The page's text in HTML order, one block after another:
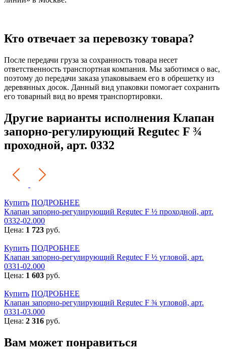
Кто отвечает за перевозку товара?
После передачи груза за сохранность товара несет
ответственность транспортная компания. Мы заботимся о вас,
поэтому до передачи заказа упаковываем его в обрешетку из
деревянных досок. Данный вид упаковки помогает сохранить
его товарный вид во время транспортировки.
Другие варианты исполнения Клапан
запорно-регулирующий Regutec F ¾
проходной, арт. 0332
Купить ПОДРОБНЕЕ
Клапан запорно-регулирующий Regutec F ½ проходной, арт.
0332-02.000
Цена: 1 723 руб.
Купить ПОДРОБНЕЕ
Клапан запорно-регулирующий Regutec F ½ угловой, арт.
0331-02.000
Цена: 1 603 руб.
Купить ПОДРОБНЕЕ
Клапан запорно-регулирующий Regutec F ¾ угловой, арт.
0331-03.000
Цена: 2 316 руб.
Вам может понравиться